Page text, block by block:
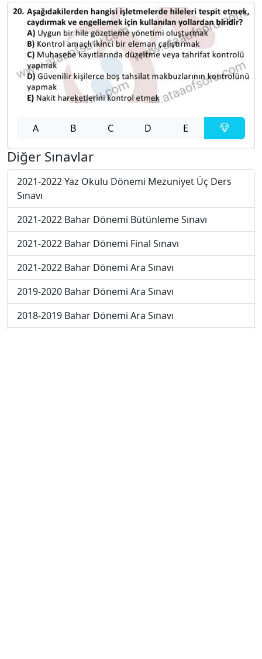
A B C D E
Diğer Sınavlar
2021-2022 Yaz Okulu Dönemi Mezuniyet Üç Ders
Sınavı
2021-2022 Bahar Dönemi Bütünleme Sınavı
2021-2022 Bahar Dönemi Final Sınavı
2021-2022 Bahar Dönemi Ara Sınavı
2019-2020 Bahar Dönemi Ara Sınavı
2018-2019 Bahar Dönemi Ara Sınavı